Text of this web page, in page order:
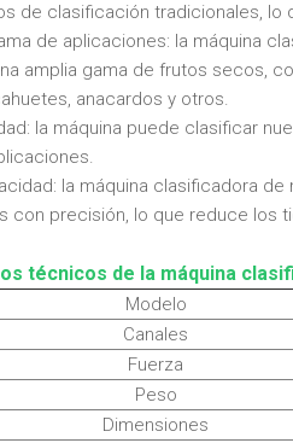
de clasificación tradicionales, lo
de aplicaciones: la máquina
amplia gama de frutos secos,
anacardos y otros.
la máquina puede clasificar
la máquina clasificadora
con precisión, lo que reduce los
técnicos de la máquina
Modelo
Canales
Fuerza
Peso
Dimensiones